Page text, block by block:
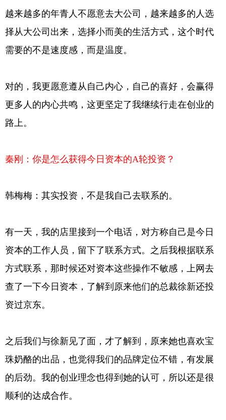
越来越多的年青人不愿意去大公司，越来越多的人选
择从大公司出来，选择小而美的生活方式，这个时代
需要的不是速度感，而是温度。
对的，我更愿意遵从自己内心，自己的喜好，会赢得
更多人的内心共鸣，这更坚定了我继续行走在创业的
路上。
秦刚：你是怎么获得今日资本的A轮投资？
韩梅梅：其实投资，不是我自己去联系的。
有一天，我的店里接到一个电话，对方称自己是今日
资本的工作人员，留下了联系方式。之后我根据联系
方式联系，那时候还对资本这些操作不敏感，上网去
查了一下今日资本，了解到原来他们的总裁徐新还投
资过京东。
之后我们与徐新见了面，才了解到，原来她也喜欢宝
珠奶酪的出品，也觉得我们的品牌定位不错，有发展
的后劲。我的创业理念也得到她的认可，所以还是很
顺利的达成合作。